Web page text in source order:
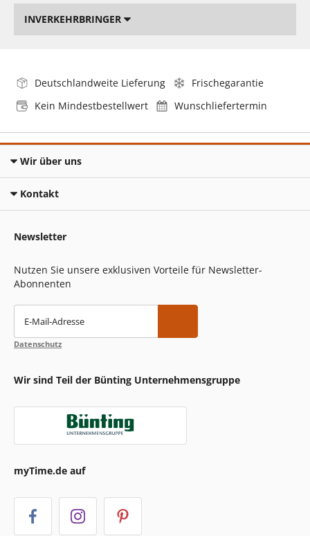
INVERKEHRBRINGER
Deutschlandweite Lieferung
Frischegarantie
Kein Mindestbestellwert
Wunschliefertermin
Wir über uns
Kontakt
Newsletter
Nutzen Sie unsere exklusiven Vorteile für Newsletter-
Abonnenten
E-Mail-Adresse
Datenschutz
Wir sind Teil der Bünting Unternehmensgruppe
myTime.de auf